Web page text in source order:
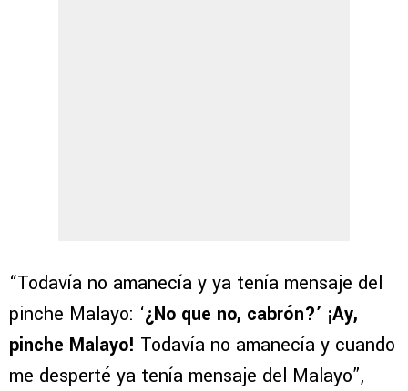
“Todavía no amanecía y ya tenía mensaje del
pinche Malayo: ‘¿No que no, cabrón?’ ¡Ay,
pinche Malayo! Todavía no amanecía y cuando
me desperté ya tenía mensaje del Malayo”,